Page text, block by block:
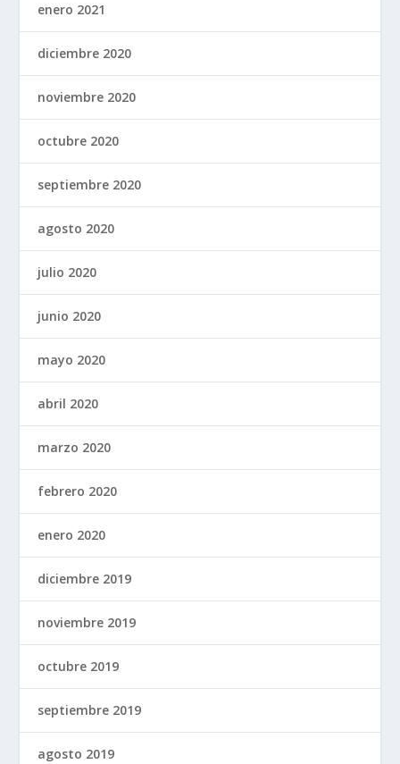
enero 2021
diciembre 2020
noviembre 2020
octubre 2020
septiembre 2020
agosto 2020
julio 2020
junio 2020
mayo 2020
abril 2020
marzo 2020
febrero 2020
enero 2020
diciembre 2019
noviembre 2019
octubre 2019
septiembre 2019
agosto 2019